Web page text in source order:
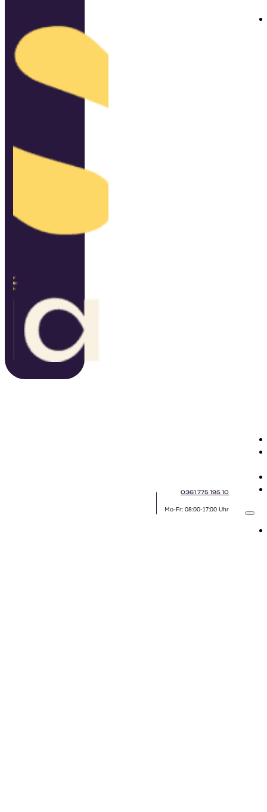
0361 775 195 10
Mo-Fr: 08:00-17:00 Uhr